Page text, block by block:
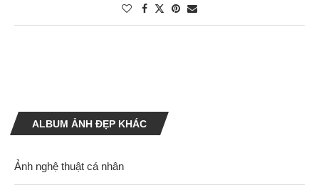
ALBUM ẢNH ĐẸP KHÁC
Ảnh nghệ thuật cá nhân